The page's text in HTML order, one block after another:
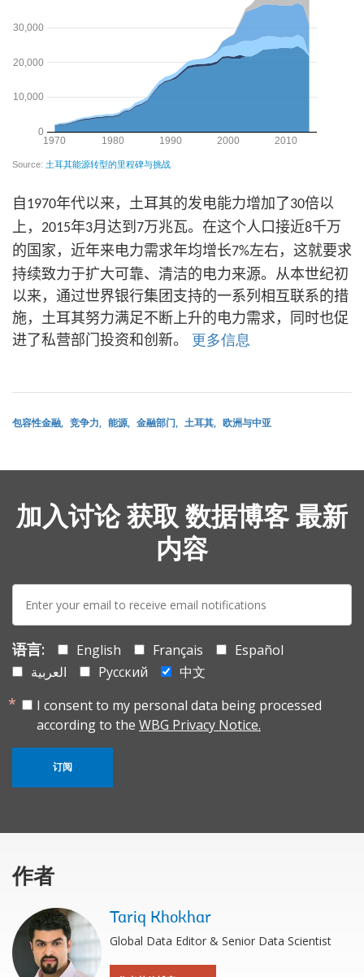
自1970年代以来，土耳其的发电能力增加了30倍以
上， 2015年3月达到 7万兆瓦。在这个人口接近8千万
的国家，近年来电力需求年均增长7%左右，这就要求
持续致力于扩大可靠、清洁的电力来源。从本世纪初
以来，通过世界银行集团支持的一系列相互联系的措
施，土耳其努力满足不断上升的电力需求，同时也促
进了私营部门投资和创新。
更多信息
包容性金融 竞争力 能源 金融部门 土耳其 欧洲与中亚
加入讨论 获取 数据博客 最新
内容
E-
mail:
语言: English Français
Español
العربية
Русский
中文
I consent to my personal data being processed
according to the WBG Privacy Notice.
订阅
作者
Tariq Khokhar
Global Data Editor & Senior Data Scientist